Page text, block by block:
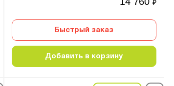
₽
Быстрый заказ
Добавить в корзину